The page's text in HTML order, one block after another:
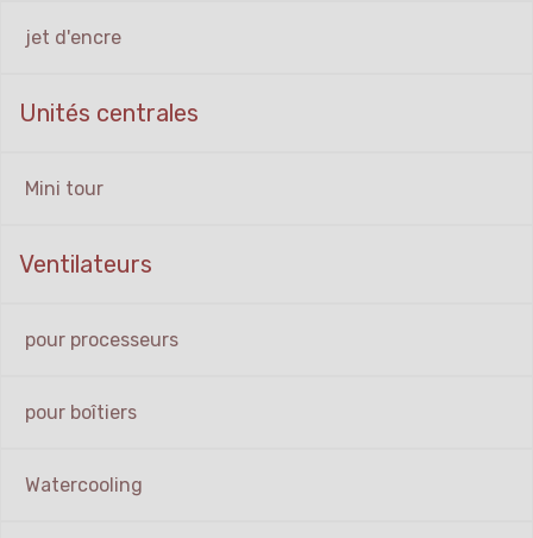
jet d'encre
Unités centrales
Mini tour
Ventilateurs
pour processeurs
pour boîtiers
Watercooling